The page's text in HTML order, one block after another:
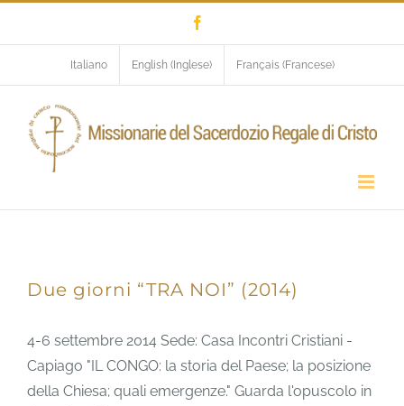
Italiano English (Inglese) Français(Francese)
Due giorni “TRA NOI” (2014)
4-6 settembre 2014 Sede: Casa Incontri Cristiani -
Capiago "IL CONGO: la storia del Paese; la posizione
della Chiesa; quali emergenze." Guarda l'opuscolo in